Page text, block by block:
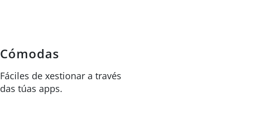
Cómodas
Fáciles de xestionar a través
das túas apps.